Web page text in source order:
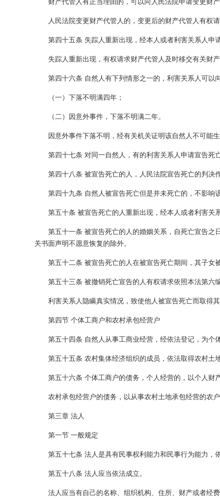
人民法院变更财产代管人的，变更后的财产代管人有权
第四十五条 失踪人重新出现，经本人或者利害关系人申
失踪人重新出现，有权请求财产代管人及时移交有关财
第四十六条 自然人有下列情形之一的，利害关系人可以
（一）下落不明满四年；
（二）因意外事件，下落不明满二年。
因意外事件下落不明，经有关机关证明该自然人不可能
第四十七条 对同一自然人，有的利害关系人申请宣告
第四十八条 被宣告死亡的人，人民法院宣告死亡的判
第四十九条 自然人被宣告死亡但是并未死亡的，不影
第五十条 被宣告死亡的人重新出现，经本人或者利害关
第五十一条 被宣告死亡的人的婚姻关系，自死亡宣告
关书面声明不愿意恢复的除外。
第五十二条 被宣告死亡的人在被宣告死亡期间，其子
第五十三条 被撤销死亡宣告的人有权请求依照本法第
利害关系人隐瞒真实情况，致使他人被宣告死亡而取得
第四节 个体工商户和农村承包经营户
第五十四条 自然人从事工商业经营，经依法登记，为个
第五十五条 农村集体经济组织的成员，依法取得农村
第五十六条 个体工商户的债务，个人经营的，以个人
农村承包经营户的债务，以从事农村土地承包经营的农
第三章 法人
第一节 一般规定
第五十七条 法人是具有民事权利能力和民事行为能力，
第五十八条 法人应当依法成立。
法人应当有自己的名称、组织机构、住所、财产或者经